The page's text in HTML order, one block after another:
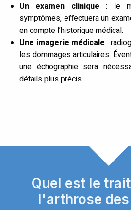
Un examen clinique: le
symptômes, effectuera un
en compte l’historique médical.
Une imagerie médicale :
les dommages articulaires.
une échographie sera
détails plus précis.
Quel est le
l'arthrose